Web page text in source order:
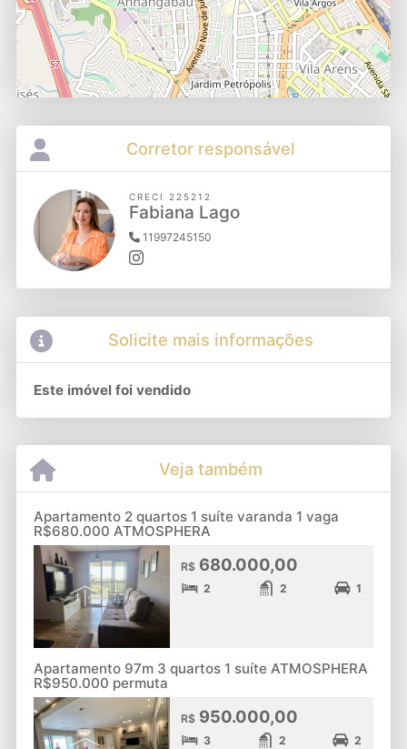
Corretor responsável
CRECI 225212
Fabiana Lago
11997245150
Solicite mais informações
Este imóvel foi vendido
Veja também
Apartamento 2 quartos 1 suíte varanda 1 vaga
R$680.000 ATMOSPHERA
R$680.000,00
2 2 1
Apartamento 97m 3 quartos 1 suíte ATMOSPHERA
R$950.000 permuta
R$950.000,00
3 2 2